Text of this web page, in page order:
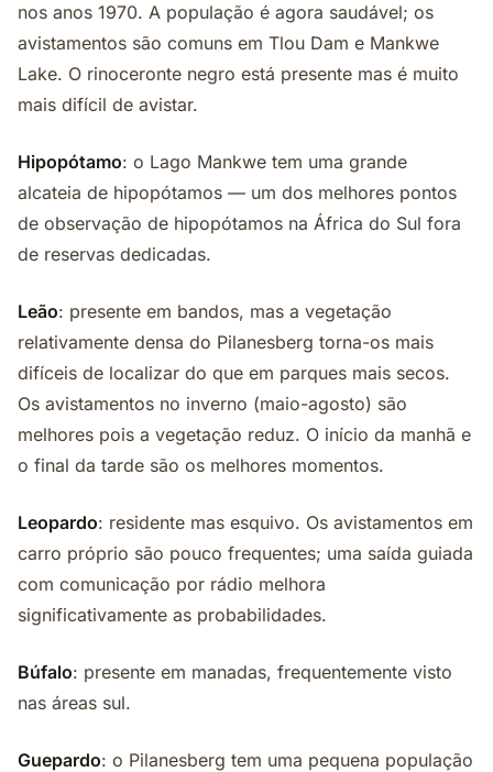
nos anos 1970. A população é agora saudável; os
avistamentos são comuns em Tlou Dam e Mankwe
Lake. O rinoceronte negro está presente mas é muito
mais difícil de avistar.
Hipopótamo: o Lago Mankwe tem uma grande
alcateia de hipopótamos — um dos melhores pontos
de observação de hipopótamos na África do Sul fora
de reservas dedicadas.
Leão: presente em bandos, mas a vegetação
relativamente densa do Pilanesberg torna-os mais
difíceis de localizar do que em parques mais secos.
Os avistamentos no inverno (maio-agosto) são
melhores pois a vegetação reduz. O início da manhã e
o final da tarde são os melhores momentos.
Leopardo: residente mas esquivo. Os avistamentos em
carro próprio são pouco frequentes; uma saída guiada
com comunicação por rádio melhora
significativamente as probabilidades.
Búfalo: presente em manadas, frequentemente visto
nas áreas sul.
Guepardo: o Pilanesberg tem uma pequena população